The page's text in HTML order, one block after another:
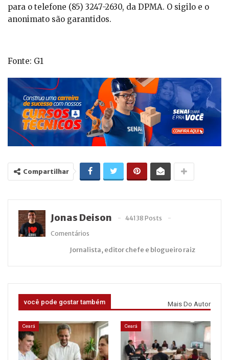
para o telefone (85) 3247-2630, da DPMA. O sigilo e o
anonimato são garantidos.
Fonte: G1
Compartilhar
Jonas Deison
44138 Posts
Comentários
Jornalista, editor chefe e blogueiro raiz
você pode gostar também Mais Do Autor
Ceará Ceará